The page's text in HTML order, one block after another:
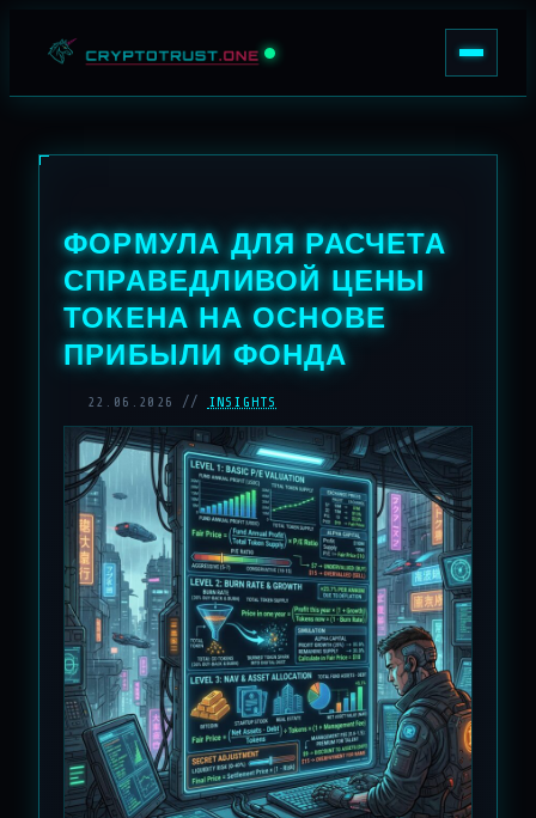
LOGIN
ФОРМУЛА ДЛЯ РАСЧЕТА
СПРАВЕДЛИВОЙ ЦЕНЫ
ТОКЕНА НА ОСНОВЕ
ПРИБЫЛИ ФОНДА
22.06.2026 // INSIGHTS